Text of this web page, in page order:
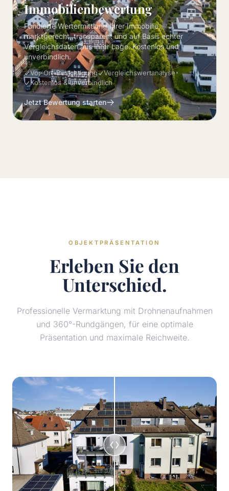
Immobilienbewertung
Fundierte Wertermittlung Ihrer Immobilie,
marktgerecht, transparent und auf Basis echter
Vergleichsdaten aus Ihrer Lage. Kostenlos und
unverbindlich.
Vor-Ort-Besichtigung
Vergleichswertanalyse
Kostenlos & unverbindlich
Jetzt Bewertung starten
OBJEKTPRÄSENTATION
Erleben Sie den
Unterschied.
Professionelle Vermarktung mit Drohnenaufnahmen
und 360°-Rundgängen, für eine optimale
Präsentation und maximale Reichweite.